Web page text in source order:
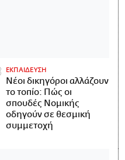
ΕΚΠΑΙΔΕΥΣΗ
Νέοι δικηγόροι αλλάζουν
το τοπίο: Πώς οι
σπουδές Νομικής
οδηγούν σε θεσμική
συμμετοχή